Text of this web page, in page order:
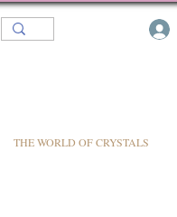
THE WORLD OF CRYSTALS